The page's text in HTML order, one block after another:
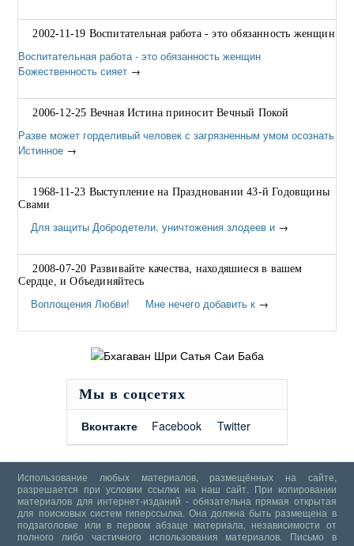
2002-11-19 Воспитательная работа - это обязанность женщин
Воспитательная работа - это обязанность женщин
Божественность сияет →
2006-12-25 Вечная Истина приносит Вечный Покой
Разве может горделивый человек с загрязненным умом осознать
Истинное →
1968-11-23 Выступление на Праздновании 43-й Годовщины
Свами
Для защиты Добродетели, уничтожения злодеев и →
2008-07-20 Развивайте качества, находяшиеся в вашем
Сердце, и Объединяйтесь
Воплощения Любви! Мне нечего добавить к →
Мы в соцсетях
Вконтакте
Facebook Twitter
Использование любых материалов, размещённых на сайте,
разрешается при условии ссылки на наш сайт. При копировании
материалов для интернет-изданий - обязательна прямая открытая
для поисковых систем гиперссылка. Она должна быть размещена в
подзаголовке или в первом абзаце материала, независимости от
полного либо частичного использования материалов. Письмо в